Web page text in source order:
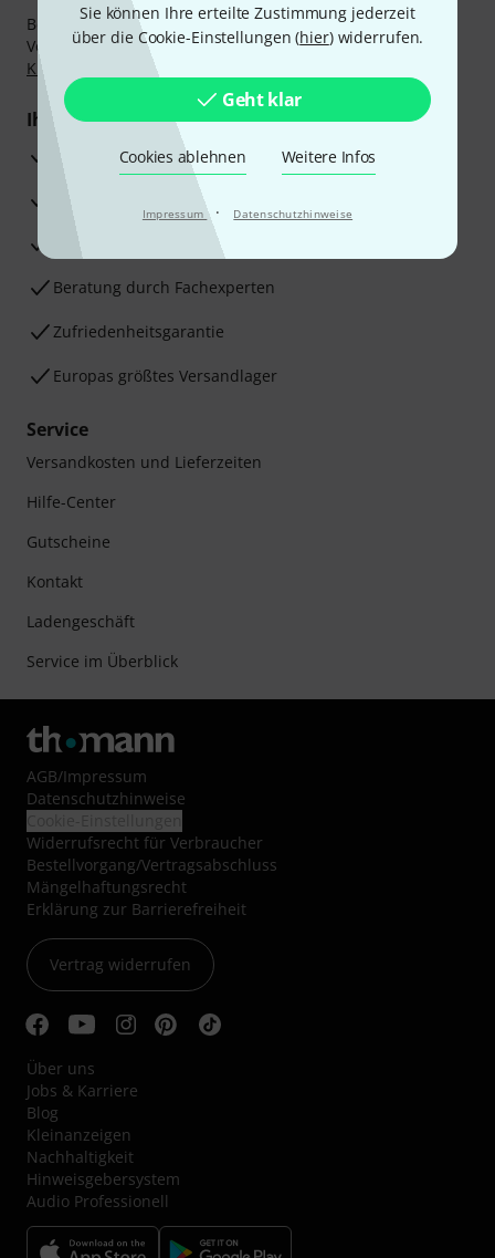
Sie können Ihre erteilte Zustimmung jederzeit
über die Cookie-Einstellungen (hier) widerrufen.
Geht klar
Cookies ablehnen Weitere Infos
Impressum · Datenschutzhinweise
Bezahlen Sie vertraulich und sicher per Nachnahme,
Vorkasse, PayPal, Amazon Pay,Klarna Sofort bezahlen
Klarna Ratenzahlung
Ihre Vorteile
3 Jahre Thomann Garantie
30 Tage Money-Back-Garantie
Beratung durch Fachexperten
Zufriedenheitsgarantie
Europas größtes Versandlager
Service
Versandkosten und Lieferzeiten
Hilfe-Center
Gutscheine
Kontakt
Ladengeschäft
Service im Überblick
AGB/Impressum
Datenschutzhinweise
Widerrufsrecht für Verbraucher
Bestellvorgang/Vertragsabschluss
Mängelhaftungsrecht
Erklärung zur Barrierefreiheit
Vertrag widerrufen
Über uns
Jobs & Karriere
Blog
Kleinanzeigen
Nachhaltigkeit
Hinweisgebersystem
Audio Professionell